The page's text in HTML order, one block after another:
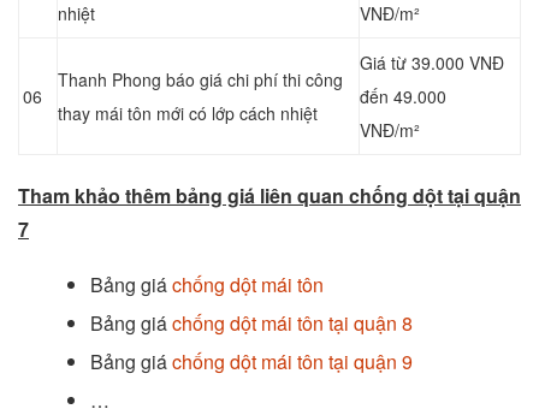
nhiệt
VNĐ/m²
06
Thanh Phong báo giá chi phí thi công
thay mái tôn mới có lớp cách nhiệt
Giá từ 39.000 VNĐ
đến 49.000
VNĐ/m²
Tham khảo thêm bảng giá liên quan chống dột tại quận
7
Bảng giáchống dột mái tôn
Bảng giáchống dột mái tôn tại quận 8
Bảng giáchống dột mái tôn tại quận 9
…